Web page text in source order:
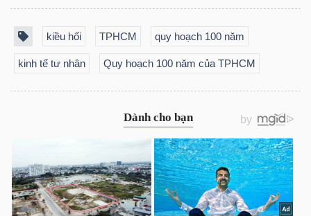
kiều hối TPHCM quy hoạch 100 năm
kinh tế tư nhân Quy hoạch 100 năm của TPHCM
NGUYÊN
CÔNG
NGHIỆP